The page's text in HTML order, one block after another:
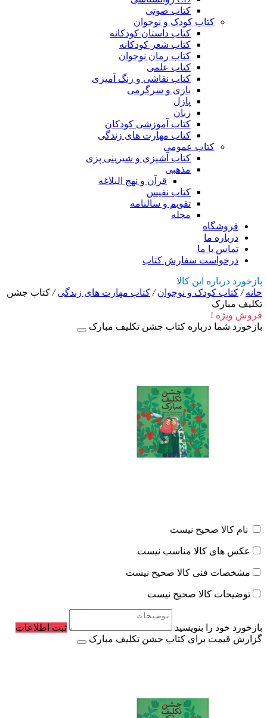
کتاب صوتی
کتاب کودک و نوجوان
کتاب داستان کودکانه
کتاب شعر کودکانه
کتاب رمان نوجوان
کتاب علمی
کتاب نقاشی و رنگ آمیزی
بازی و سرگرمی
پازل
زبان
کتاب آموزشی کودکان
کتاب مهارت های زندگی
کتاب عمومی
کتاب آشپزی و شیرینی پزی
مذهبی
قرآن و نهج البلاغه
کتاب نفیس
تقویم و سالنامه
مجله
فروشگاه
درباره ما
تماس با ما
درخواست سفارش کتاب
بازخورد درباره این کالا
خانه/ کتاب کودک و نوجوان/ کتاب مهارت های زندگی/ کتاب جشن
تکلیف مبارک
فروش ویژه !
بازخورد شما درباره کتاب جشن تکلیف مبارک
نام کالا صحیح نیست
عکس های کالا مناسب نیست
مشخصات فنی کالا صحیح نیست
توضیحات کالا صحیح نیست
بازخورد خود را بنویسید
ثبت اطلاعات
گزارش قیمت برای کتاب جشن تکلیف مبارک